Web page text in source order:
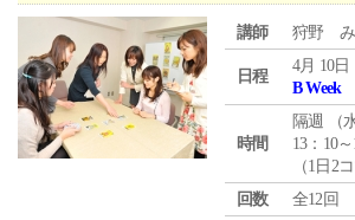
講師 狩野 み
日程
4月 10日
B Week
時間
隔週 （
13：10
（1日2コ
回数
全12回